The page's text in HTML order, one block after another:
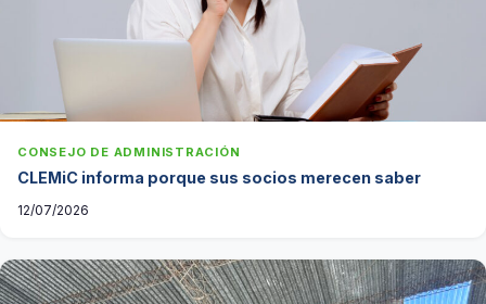
CONSEJO DE ADMINISTRACIÓN
CLEMiC informa porque sus socios merecen saber
12/07/2026